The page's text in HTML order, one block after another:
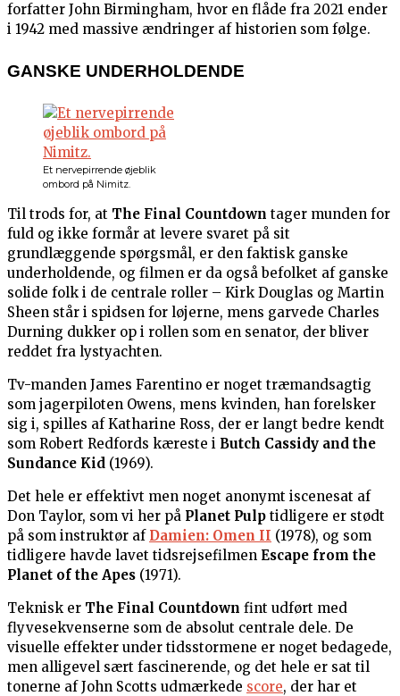
forfatter John Birmingham, hvor en flåde fra 2021 ender
i 1942 med massive ændringer af historien som følge.
GANSKE UNDERHOLDENDE
Et nervepirrende øjeblik
ombord på Nimitz.
Til trods for, at The Final Countdown tager munden for
fuld og ikke formår at levere svaret på sit
grundlæggende spørgsmål, er den faktisk ganske
underholdende, og filmen er da også befolket af ganske
solide folk i de centrale roller – Kirk Douglas og Martin
Sheen står i spidsen for løjerne, mens garvede Charles
Durning dukker op i rollen som en senator, der bliver
reddet fra lystyachten.
Tv-manden James Farentino er noget træmandsagtig
som jagerpiloten Owens, mens kvinden, han forelsker
sig i, spilles af Katharine Ross, der er langt bedre kendt
som Robert Redfords kæreste i Butch Cassidy and the
Sundance Kid (1969).
Det hele er effektivt men noget anonymt iscenesat af
Don Taylor, som vi her på Planet Pulp tidligere er stødt
på som instruktør af Damien: Omen II (1978), og som
tidligere havde lavet tidsrejsefilmen Escape from the
Planet of the Apes (1971).
Teknisk er The Final Countdown fint udført med
flyvesekvenserne som de absolut centrale dele. De
visuelle effekter under tidsstormene er noget bedagede,
men alligevel sært fascinerende, og det hele er sat til
tonerne af John Scotts udmærkede score, der har et